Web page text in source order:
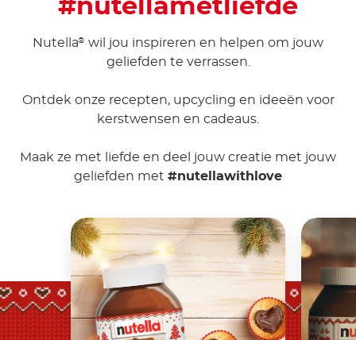
#nutellametliefde
Nutella® wil jou inspireren en helpen om jouw
geliefden te verrassen.
Ontdek onze recepten, upcycling en ideeën voor
kerstwensen en cadeaus.
Maak ze met liefde en deel jouw creatie met jouw
geliefden met #nutellawithlove